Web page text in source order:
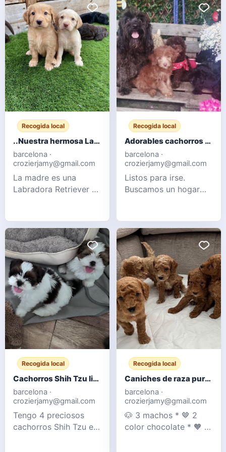
Recogida local
..Nuestra hermosa Labradora chocolate ha dado a luz a 10 cachorros robustos.
barcelona ·
crozierjamy@gmail.com
La madre es una
Labradora Retriever de
Kennel Club. El padre
es un apuesto
Labrador rojo zorro.
Los cachorros están
bien socializados con
niños y tienen un
carácter tranquilo pero
enérgico. Tenemos 1 m
Recogida local
Adorables cachorros Cockapoo F1b
barcelona ·
crozierjamy@gmail.com
Listos para irse.
Buscamos un hogar
Cockapoo. Se crían
con niños y otros
animales (gatos).
Ambos padres son
nuestras mascotas y
se pueden ver con
ellos. Su madre es una
Cockapoo F1 y su
padre un Caniche Mi
Recogida local
Cachorros Shih Tzu listos para entregar
barcelona ·
crozierjamy@gmail.com
Tengo 4 preciosos
cachorros Shih Tzu en
Recogida local
Caniches de raza pura color chocolate y albaricoque - Registrados en el Club de Caniches
barcelona ·
crozierjamy@gmail.com
🐶 3 machos * 🤎 2
color chocolate * 🧡 1